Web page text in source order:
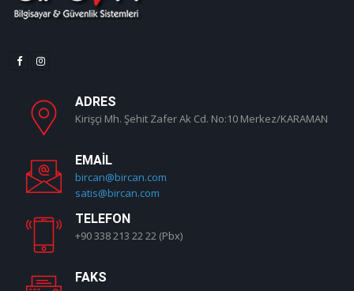
ADRES
Kirişçi Mh. Şehit Zafer Ak Cd. No:10 Merkez/KARAMAN
EMAIL
bircan@bircan.com
satis@bircan.com
TELEFON
+90 338 213 22 22 (Pbx)
FAKS